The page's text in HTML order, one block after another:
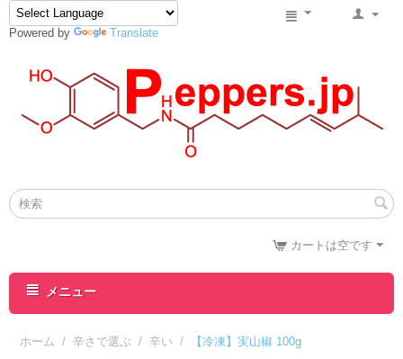
Powered by Translate
カートは空です
メニュー
ホーム / 辛さで選ぶ / 辛い / 【冷凍】実山椒 100g